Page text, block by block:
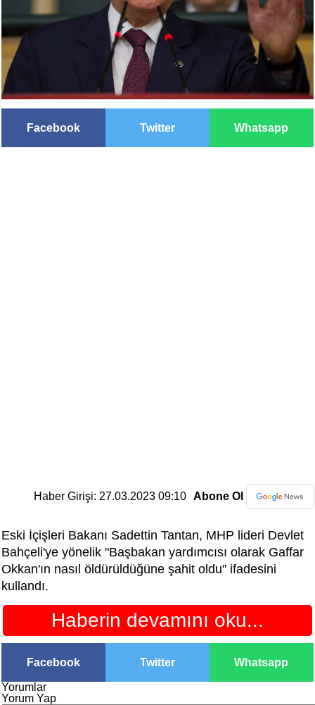
Facebook Twitter Whatsapp
Haber Girişi: 27.03.2023 09:10 Abone Ol
Eski İçişleri Bakanı Sadettin Tantan, MHP lideri Devlet
Bahçeli'ye yönelik "Başbakan yardımcısı olarak Gaffar
Okkan'ın nasıl öldürüldüğüne şahit oldu" ifadesini
kullandı.
Haberin devamını oku...
Facebook Twitter Whatsapp
Yorumlar
Yorum Yap